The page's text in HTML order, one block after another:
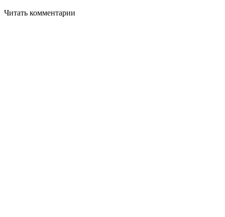
Читать комментарии